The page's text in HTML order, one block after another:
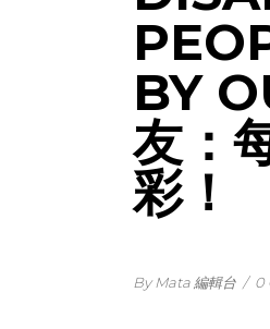
BY
友：
彩！
By Mata 編輯台 / 0